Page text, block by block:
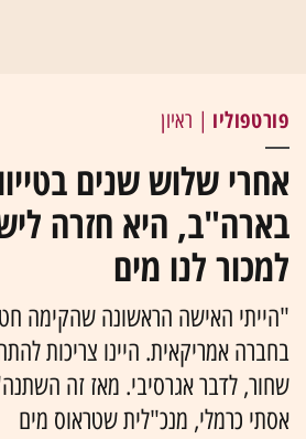
פורטפוליו | ראיון
אחרי שלוש שנים
בארה"ב, היא חזרה
למכור לנו מים
"הייתי האישה הראשונה שהקימה
בחברה אמריקאית. היינו צריכות
שחור, לדבר אגרסיבי. מאז זה
אסתי כרמלי, מנכ"לית שטראוס מים